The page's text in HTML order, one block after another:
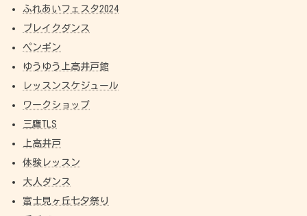
ふれあいフェスタ2024
ブレイクダンス
ペンギン
ゆうゆう上高井戸館
レッスンスケジュール
ワークショップ
三鷹TLS
上高井戸
体験レッスン
大人ダンス
富士見ヶ丘七夕祭り